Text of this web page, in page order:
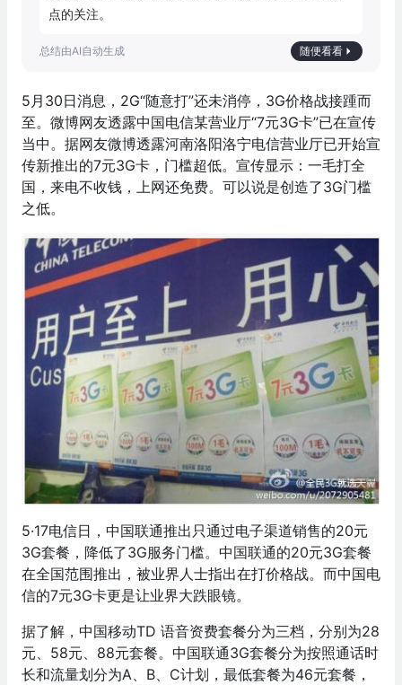
点的关注。
随便看看
5月30日消息，2G“随意打”还未消停，3G价格战接踵而
至。微博网友透露中国电信某营业厅“7元3G卡”已在宣传
当中。据网友微博透露河南洛阳洛宁电信营业厅已开始宣
传新推出的7元3G卡，门槛超低。宣传显示：一毛打全
国，来电不收钱，上网还免费。可以说是创造了3G门槛
之低。
5·17电信日，中国联通推出只通过电子渠道销售的20元
3G套餐，降低了3G服务门槛。中国联通的20元3G套餐
在全国范围推出，被业界人士指出在打价格战。而中国电
信的7元3G卡更是让业界大跌眼镜。
据了解，中国移动TD 语音资费套餐分为三档，分别为28
元、58元、88元套餐。中国联通3G套餐分为按照通话时
长和流量划分为A、B、C计划，最低套餐为46元套餐，